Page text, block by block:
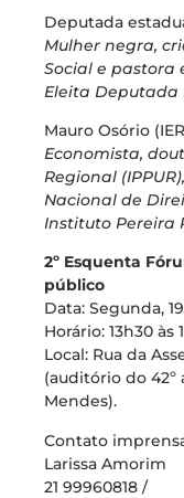
Deputada
Mulher negra,
Social e
Eleita Deputada
Mauro Osório
Economista,
Regional
Nacional de
Instituto Pereira
2º Esquenta
público
Data: Segunda,
Horário: 13h30 às
Local: Rua da
(auditório do
Mendes).
Contato
Larissa Amorim
21 99960818 /